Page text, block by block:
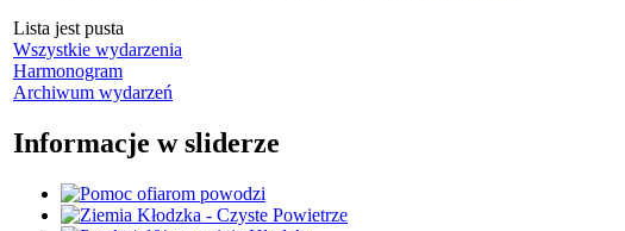
Lista jest pusta
Wszystkie wydarzenia
Harmonogram
Archiwum wydarzeń
Informacje w sliderze